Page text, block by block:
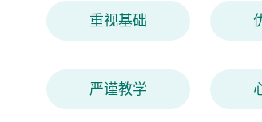
重视基础
严谨教学